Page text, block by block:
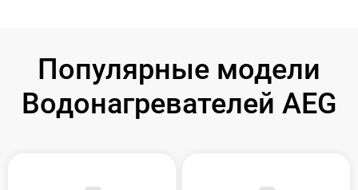
Популярные модели
Водонагревателей AEG